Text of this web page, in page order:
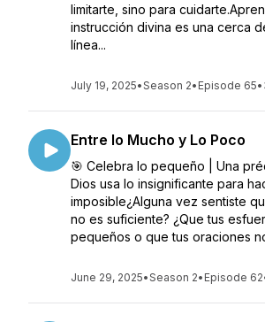
limitarte, sino para
instrucción divina es una cerca
línea...
July 19, 2025•Season 2• Episode 65•
Entre lo Mucho y Lo Poco
🎯 Celebra lo pequeño | Una
Dios usa lo insignificante para
imposible¿Alguna vez sentiste
no es suficiente? ¿Que tus
pequeños o que tus oraciones
June 29, 2025•Season 2• Episode 62